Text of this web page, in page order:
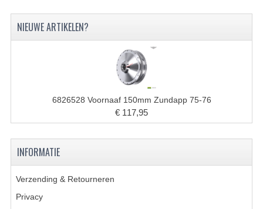
BUDDY SEAT ONDERDELEN
BUDDY SEATS
CRANKS EN STANDAARDS
KETTINGKASTEN
NIEUWE ARTIKELEN?
6826528 Voornaaf 150mm Zundapp 75-76
€ 117,95
INFORMATIE
Verzending & Retourneren
Privacy